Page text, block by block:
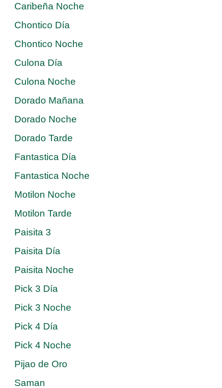
Caribeña Noche
Chontico Día
Chontico Noche
Culona Día
Culona Noche
Dorado Mañana
Dorado Noche
Dorado Tarde
Fantastica Día
Fantastica Noche
Motilon Noche
Motilon Tarde
Paisita 3
Paisita Día
Paisita Noche
Pick 3 Día
Pick 3 Noche
Pick 4 Día
Pick 4 Noche
Pijao de Oro
Saman